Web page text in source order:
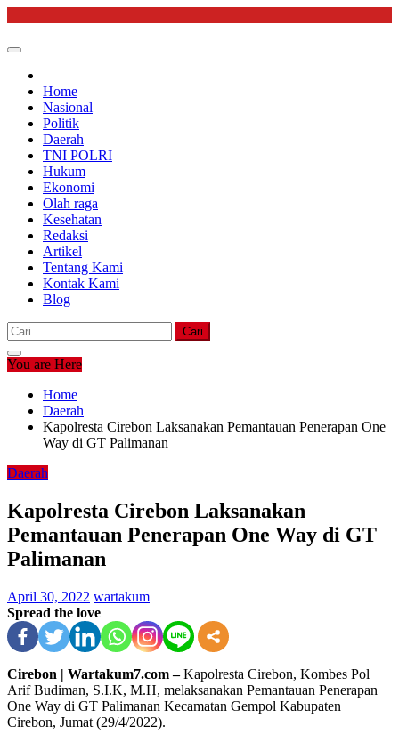
content
Home
Nasional
Politik
Daerah
TNI POLRI
Hukum
Ekonomi
Olah raga
Kesehatan
Redaksi
Artikel
Tentang Kami
Kontak Kami
Blog
Cari
untuk:
You are Here
Home
Daerah
Kapolresta Cirebon Laksanakan Pemantauan Penerapan One
Way di GT Palimanan
Daerah
Kapolresta Cirebon Laksanakan
Pemantauan Penerapan One Way di GT
Palimanan
April 30, 2022 wartakum
Spread the love
Cirebon | Wartakum7.com –Kapolresta Cirebon, Kombes Pol
Arif Budiman, S.I.K, M.H, melaksanakan Pemantauan Penerapan
One Way di GT Palimanan Kecamatan Gempol Kabupaten
Cirebon, Jumat (29/4/2022).